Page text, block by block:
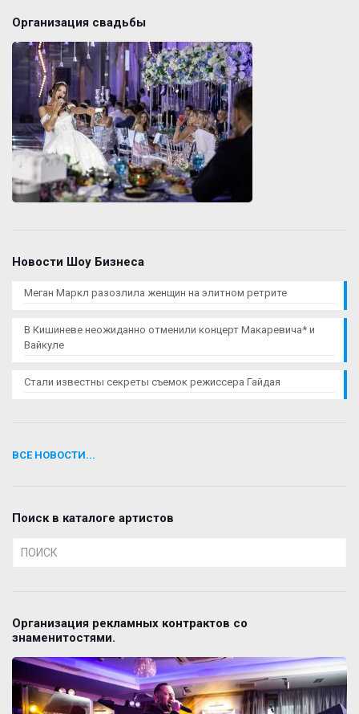
Организация свадьбы
Новости Шоу Бизнеса
Меган Маркл разозлила женщин на элитном ретрите
В Кишиневе неожиданно отменили концерт Макаревича* и
Вайкуле
Стали известны секреты съемок режиссера Гайдая
ВСЕ НОВОСТИ...
Поиск в каталоге артистов
Организация рекламных контрактов со
знаменитостями.